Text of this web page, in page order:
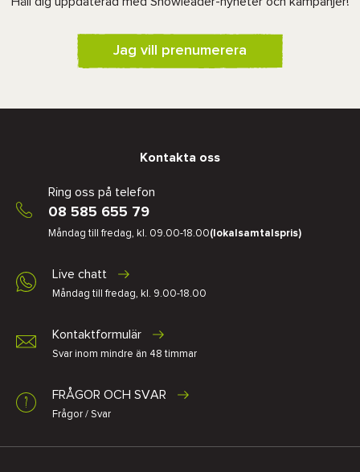
Jag vill prenumerera
Kontakta oss
Ring oss på telefon
08 585 655 79
Måndag till fredag, kl. 09.00-18.00(lokalsamtalspris)
Live chatt
Måndag till fredag, kl. 9.00-18.00
Kontaktformulär
Svar inom mindre än 48 timmar
FRÅGOR OCH SVAR
Frågor / Svar